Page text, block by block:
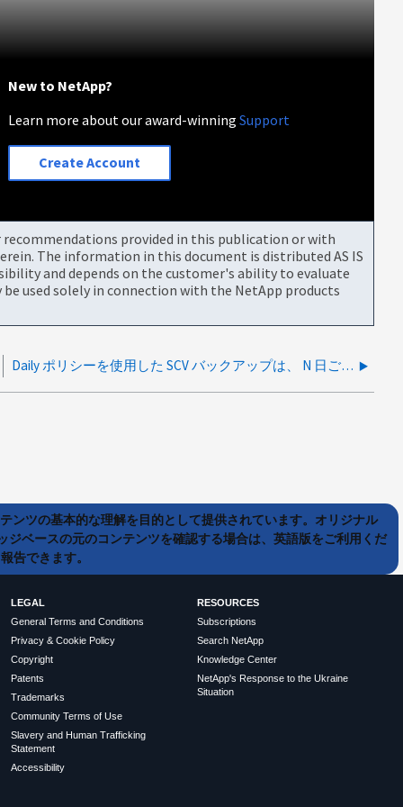
New to NetApp?
Learn more about our award-winningSupport
Create Account
provided in this publication or with
The information in this document is distributed AS IS
and depends on the customer's ability to evaluate
used solely in connection with the NetApp products
Daily ポリシーを使用した SCV バックアップは、 N 日ごとにスケジュールされた間隔で実行されない
ンツの基本的な理解を目的として提供されています。オリジナル
ベースの元のコンテンツを確認する場合は、英語版をご利用くだ
告できます。
LEGAL
General Terms and Conditions
Privacy & Cookie Policy
Copyright
Patents
Trademarks
Community Terms of Use
Slavery and Human Trafficking
Statement
Accessibility
RESOURCES
Subscriptions
Search NetApp
Knowledge Center
NetApp's Response to the Ukraine
Situation